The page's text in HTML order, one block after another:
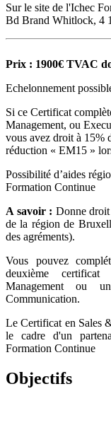
Sur le site de l'Ichec
Bd Brand Whitlock, 4
Prix : 1900€ TVAC
Echelonnement
Si ce Certificat
Management, ou
vous avez droit à 15%
réduction « EM15 »
Possibilité d’aides
Formation Continue
A savoir : Donne
de la région de
des agréments).
Vous pouvez
deuxième
Management ou
Communication.
Le Certificat en Sales
le cadre d'un
Formation Continue
Objectifs